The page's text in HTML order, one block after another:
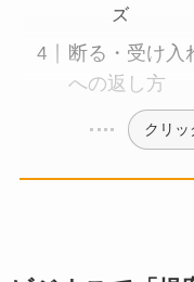
ズ
断る・受け入
への返し方
クリッ